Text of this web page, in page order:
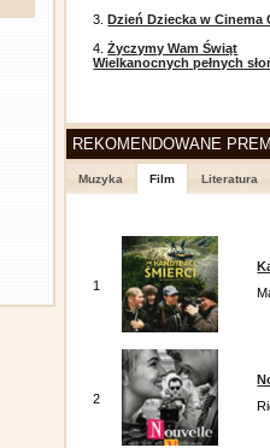
3.Dzień Dziecka w Cinema
4.Życzymy Wam Świąt
Wielkanocnych pełnych
REKOMENDOWANE
Muzyka Film Literatura
1
2